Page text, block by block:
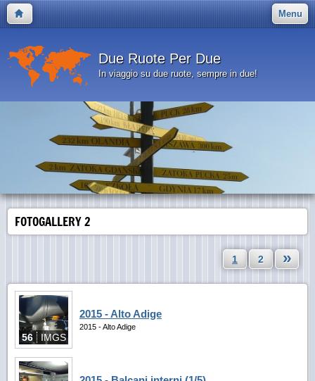
Menu
Due Ruote Per Due
In viaggio su due ruote, sempre in due!
FOTOGALLERY 2
1 2 »
56 IMGS
2015 - Alto Adige
2015 - Alto Adige